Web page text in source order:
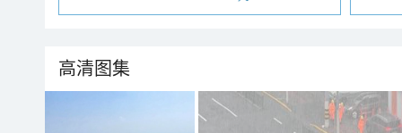
高清图集